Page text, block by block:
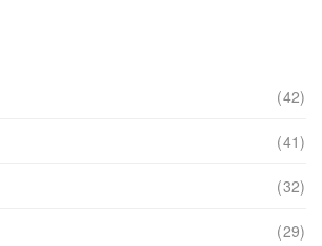
(42)
(41)
(32)
(29)